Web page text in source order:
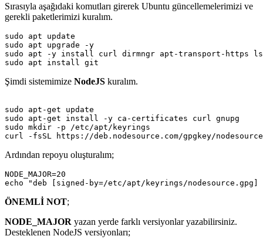
Sırasıyla aşağıdaki komutları girerek Ubuntu güncellemelerimizi ve
gerekli paketlerimizi kuralım.
sudo apt update
sudo apt upgrade -y
sudo apt -y install curl dirmngr apt-transport-https
sudo apt install git
Şimdi sistemimize NodeJS kuralım.
sudo apt-get update
sudo apt-get install -y ca-certificates curl gnupg
sudo mkdir -p /etc/apt/keyrings
curl -fsSL https://deb.nodesource.com/gpgkey/
Ardından repoyu oluşturalım;
NODE_MAJOR=20
echo "deb [signed-by=/etc/apt/keyrings/
ÖNEMLİ NOT;
NODE_MAJOR yazan yerde farklı versiyonlar yazabilirsiniz.
Desteklenen NodeJS versiyonları;